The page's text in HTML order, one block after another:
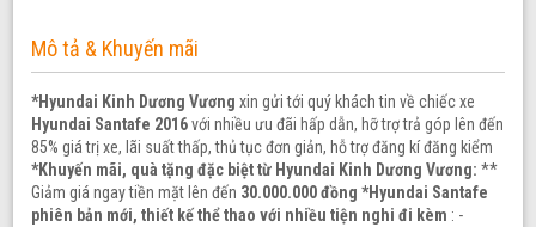
Mô tả & Khuyến mãi
*Hyundai Kinh Dương Vươngxin gửi tới quý khách tin về chiếc xe
Hyundai Santafe 2016với nhiều ưu đãi hấp dẫn, hỡ trợ trả góp lên đến
85% giá trị xe, lãi suất thấp, thủ tục đơn giản, hỗ trợ đăng kí đăng kiểm
*Khuyến mãi, quà tặng đặc biệt từ Hyundai Kinh Dương Vương:**
Giảm giá ngay tiền mặt lên đến 30.000.000 đồng*Hyundai Santafe
phiên bản mới, thiết kế thể thao với nhiều tiện nghi đi kèm : -